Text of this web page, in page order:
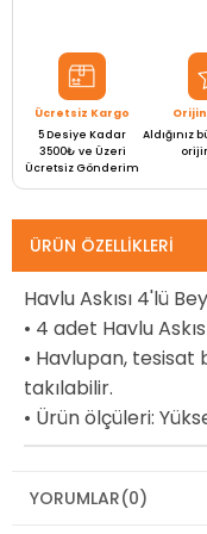
Ücretsiz Kargo
5 Desiye Kadar
3500₺ ve Üzeri
Ücretsiz Gönderim
Aldığınız
ÜRÜN ÖZELLIKLERI
Havlu Askısı 4'lü
• 4 adet Havlu
• Havlupan, tesisat
takılabilir.
• Ürün ölçüleri:
YORUMLAR(0)